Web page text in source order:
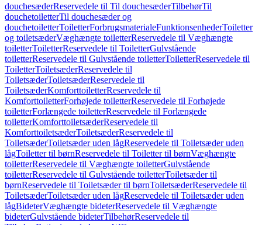
douchesæderReservedele til Til douchesæderTilbehørTil
douchetoiletterTil douchesæder og
douchetoiletterToiletterForbrugsmaterialeFunktionsenhederToiletter
og toiletsæderVæghængte toiletterReservedele til Væghængte
toiletterToiletterReservedele til ToiletterGulvstående
toiletterReservedele til Gulvstående toiletterToiletterReservedele til
ToiletterToiletsæderReservedele til
ToiletsæderToiletsæderReservedele til
ToiletsæderKomforttoiletterReservedele til
KomforttoiletterForhøjede toiletterReservedele til Forhøjede
toiletterForlængede toiletterReservedele til Forlængede
toiletterKomforttoiletsæderReservedele til
KomforttoiletsæderToiletsæderReservedele til
ToiletsæderToiletsæder uden lågReservedele til Toiletsæder uden
lågToiletter til børnReservedele til Toiletter til børnVæghængte
toiletterReservedele til Væghængte toiletterGulvstående
toiletterReservedele til Gulvstående toiletterToiletsæder til
børnReservedele til Toiletsæder til børnToiletsæderReservedele til
ToiletsæderToiletsæder uden lågReservedele til Toiletsæder uden
lågBideterVæghængte bideterReservedele til Væghængte
bideterGulvstående bideterTilbehørReservedele til